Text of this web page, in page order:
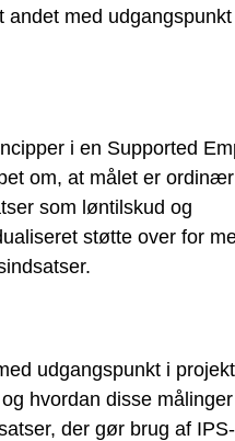
med
i en Supported
om, at målet er ordinær
som løntilskud og
støtte over for
udgangspunkt i projekt
hvordan disse
der gør brug af